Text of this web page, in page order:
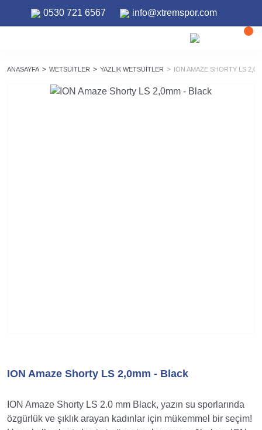
0530 721 6567 info@xtremspor.com
ANASAYFA WETSUITLER YAZLIK WETSUITLER ION AMAZE SHORTY LS
ION Amaze Shorty LS 2,0mm - Black
ION Amaze Shorty LS 2.0 mm Black, yazın su sporlarında
özgürlük ve şıklık arayan kadınlar için mükemmel bir seçim!